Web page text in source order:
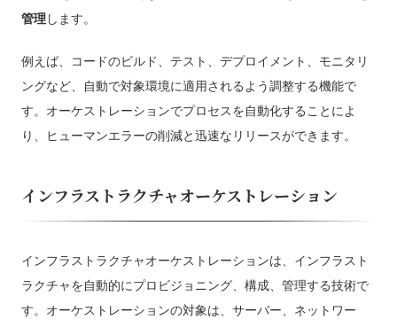
管理します。
例えば、コードのビルド、テスト、デプロイメント、モニタリ
ングなど、自動で対象環境に適用されるよう調整する機能で
す。オーケストレーションでプロセスを自動化することによ
り、ヒューマンエラーの削減と迅速なリリースができます。
インフラストラクチャオーケストレーション
インフラストラクチャオーケストレーションは、インフラスト
ラクチャを自動的にプロビジョニング、構成、管理する技術で
す。オーケストレーションの対象は、サーバー、ネットワー